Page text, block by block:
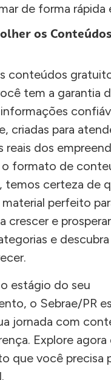
de forma rápida
os
conteúdos
tem a garantia
criadas para
reais dos
o formato de
temos certeza de
perfeito
crescer e
e
estágio do seu
o Sebrae/PR
jornada com
Explore agora
que você precisa